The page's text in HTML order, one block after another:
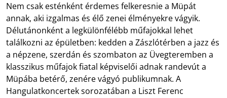
Nem csak esténként érdemes felkeresnie a Müpát
annak, aki izgalmas és élő zenei élményekre vágyik.
Délutánonként a legkülönfélébb műfajokkal lehet
találkozni az épületben: kedden a Zászlótérben a jazz és
a népzene, szerdán és szombaton az Üvegteremben a
klasszikus műfajok fiatal képviselői adnak randevút a
Müpába betérő, zenére vágyó publikumnak. A
Hangulatkoncertek sorozatában a Liszt Ferenc